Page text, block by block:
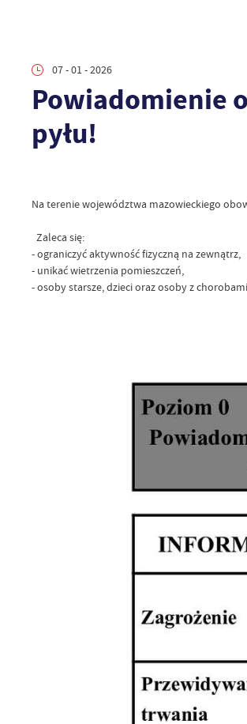
07 - 01 - 2026
Powiadomienie
pyłu!
Na terenie województwa mazowieckiego
Zaleca się:
- ograniczyć aktywność fizyczną na zewnątrz,
- unikać wietrzenia pomieszczeń,
- osoby starsze, dzieci oraz osoby z